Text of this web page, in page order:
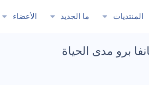
المنتديات ما الجديد الأعضاء
برو مدى الحياة